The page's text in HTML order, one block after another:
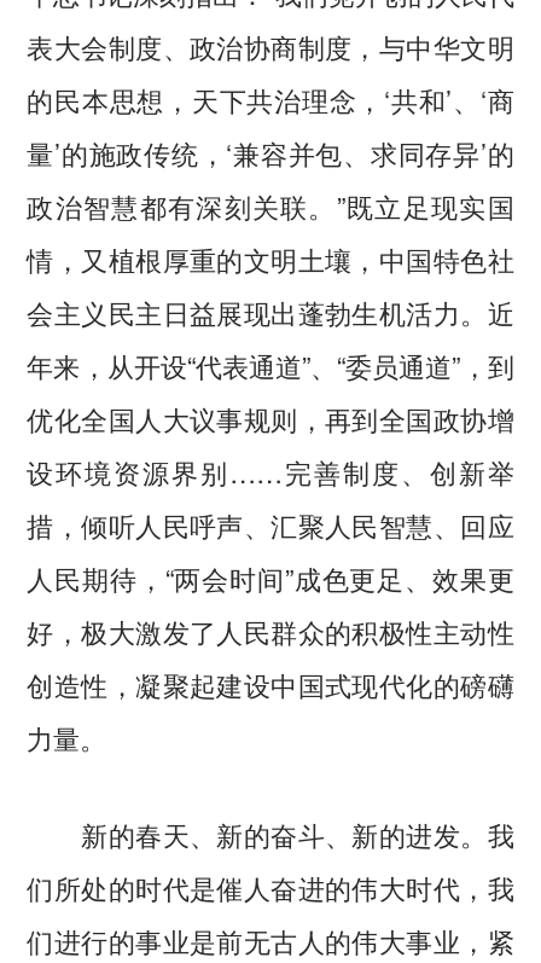
表大会制度、政治协商制度，与中华文明
的民本思想，天下共治理念，‘共和’、‘商
量’的施政传统，‘兼容并包、求同存异’的
政治智慧都有深刻关联。”既立足现实国
情，又植根厚重的文明土壤，中国特色社
会主义民主日益展现出蓬勃生机活力。近
年来，从开设“代表通道”、“委员通道”，到
优化全国人大议事规则，再到全国政协增
设环境资源界别……完善制度、创新举
措，倾听人民呼声、汇聚人民智慧、回应
人民期待，“两会时间”成色更足、效果更
好，极大激发了人民群众的积极性主动性
创造性，凝聚起建设中国式现代化的磅礴
力量。
新的春天、新的奋斗、新的进发。我
们所处的时代是催人奋进的伟大时代，我
们进行的事业是前无古人的伟大事业，紧